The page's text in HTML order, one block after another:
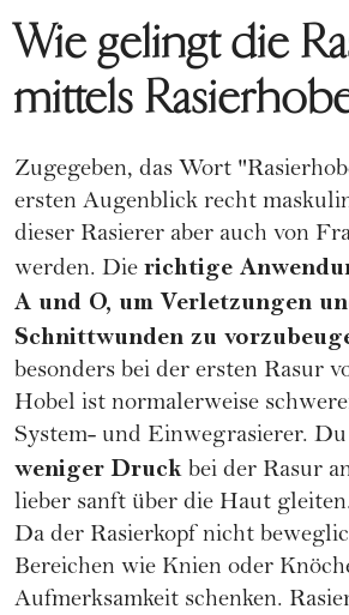
Wie gelingt die
mittels
Zugegeben, das Wort
ersten Augenblick recht
dieser Rasierer aber auch von
werden. Die richtige
A und O, um Verletzungen
Schnittwunden zu
besonders bei der ersten Rasur
Hobel ist normalerweise
System- und Einwegrasierer.
weniger Druck bei der Rasur
lieber sanft über die Haut gleiten.
Da der Rasierkopf nicht
Bereichen wie Knien oder
Aufmerksamkeit schenken.